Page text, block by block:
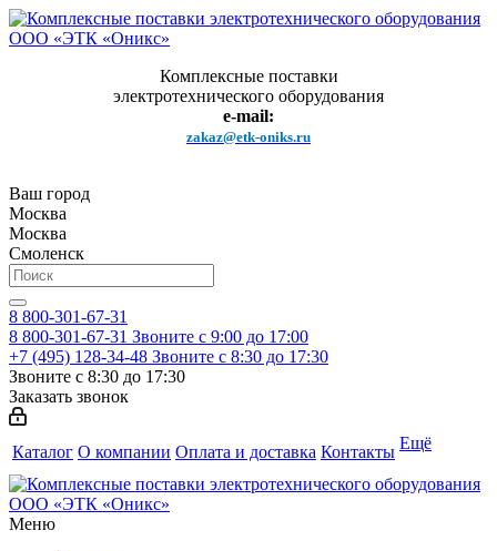
Комплексные поставки
электротехнического оборудования
e-mail:
zakaz@etk-oniks.ru
Ваш город
Москва
Москва
Смоленск
8 800-301-67-31
8 800-301-67-31 Звоните с 9:00 до 17:00
+7 (495) 128-34-48 Звоните с 8:30 до 17:30
Звоните с 8:30 до 17:30
Заказать звонок
Каталог О компании Оплата и доставка Контакты Ещё
Меню